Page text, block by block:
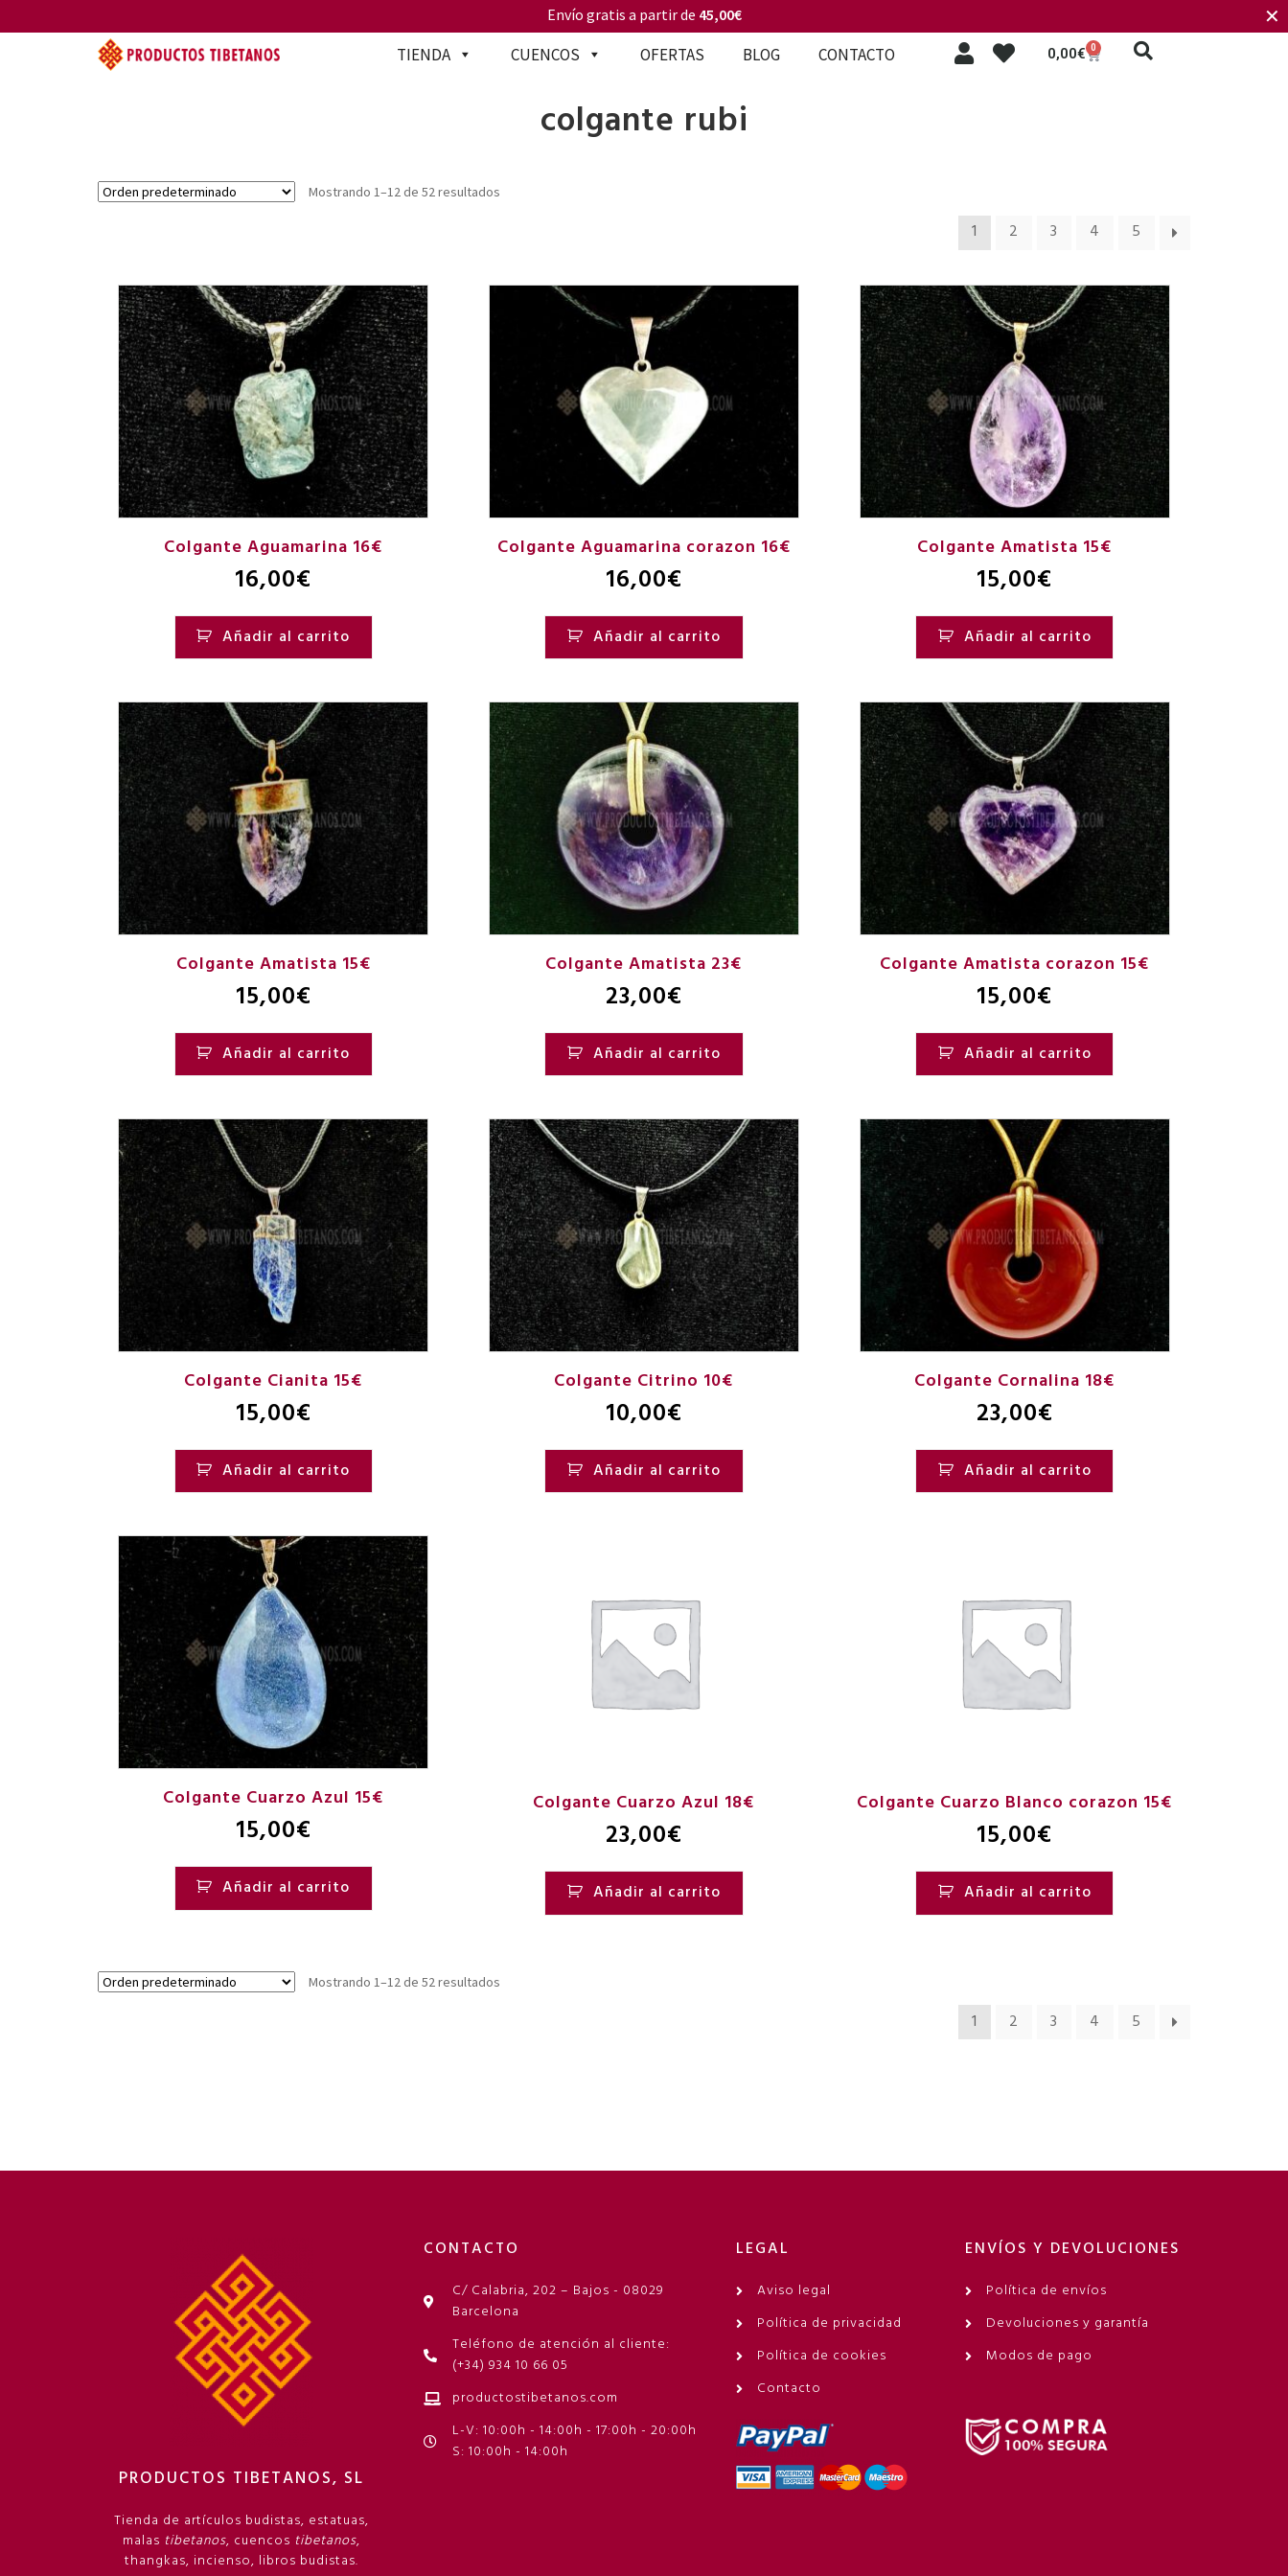
TIENDA CUENCOS OFERTAS BLOG CONTACTO 0,00€ 0
colgante rubi
Envío gratis a partir de 45,00€ ✕
Mostrando 1–12 de 52 resultados
1 2 3 4 5
Colgante Aguamarina 16€
16,00€
Añadir al carrito
Colgante Aguamarina corazon 16€
16,00€
Añadir al carrito
Colgante Amatista 15€
15,00€
Añadir al carrito
Colgante Amatista 15€
15,00€
Añadir al carrito
Colgante Amatista 23€
23,00€
Añadir al carrito
Colgante Amatista corazon 15€
15,00€
Añadir al carrito
Colgante Cianita 15€
15,00€
Añadir al carrito
Colgante Citrino 10€
10,00€
Añadir al carrito
Colgante Cornalina 18€
23,00€
Añadir al carrito
Colgante Cuarzo Azul 15€
15,00€
Añadir al carrito
Colgante Cuarzo Azul 18€
23,00€
Añadir al carrito
Colgante Cuarzo Blanco corazon 15€
15,00€
Añadir al carrito
Mostrando 1–12 de 52 resultados
1 2 3 4 5
PRODUCTOS TIBETANOS, SL
Tienda de artículos budistas, estatuas,
malas tibetanos, cuencos tibetanos,
thangkas, incienso, libros budistas.
CONTACTO
C/ Calabria, 202 – Bajos - 08029
Barcelona
Teléfono de atención al cliente:
(+34) 934 10 66 05
productostibetanos.com
L-V: 10:00h - 14:00h - 17:00h - 20:00h
S: 10:00h - 14:00h
LEGAL
Aviso legal
Política de privacidad
Política de cookies
Contacto
ENVÍOS Y DEVOLUCIONES
Política de envíos
Devoluciones y garantía
Modos de pago